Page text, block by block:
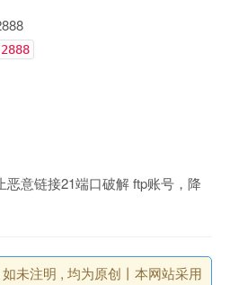
恶意链接21端口破解 ftp账号，降
未注明 , 均为原创丨本网站采用